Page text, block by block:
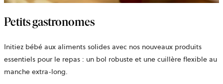
Petits gastronomes
Initiez bébé aux aliments solides avec nos nouveaux produits
essentiels pour le repas : un bol robuste et une cuillère flexible au
manche extra-long.